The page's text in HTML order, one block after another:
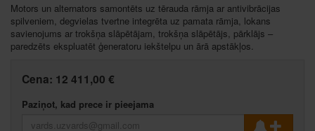
Motors un alternators samontēts uz tērauda rāmja ar antivibrācijas
spilveniem, degvielas tvertne integrēta uz pamata rāmja, lokans
savienojums ar trokšņa slāpētājam, trokšņa slāpētājs, pārklājs –
paredzēts ekspluatēt ģeneratoru iekštelpu un ārā apstākļos.
Cena: 12 411,00 €
Paziņot, kad prece ir pieejama